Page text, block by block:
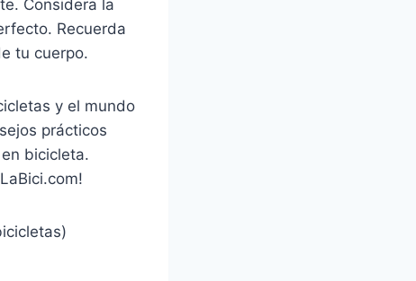
Considera la
Recuerda
tu cuerpo.
y el mundo
prácticos
bicicleta.